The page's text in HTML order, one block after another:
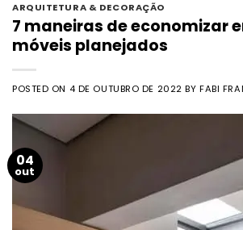
ARQUITETURA & DECORAÇÃO
7 maneiras de economizar
móveis planejados
POSTED ON 4 DE OUTUBRO DE 2022 BYFABI
04
out